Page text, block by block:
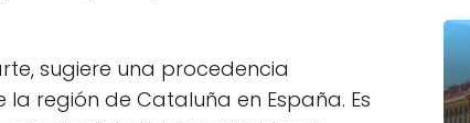
sugiere una procedencia
región de Cataluña en España. Es